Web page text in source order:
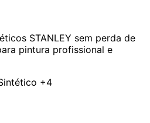
STANLEY sem perda de
pintura profissional e
+4